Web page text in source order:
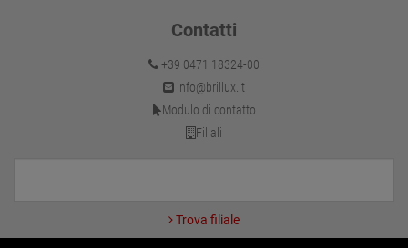
Contatti
+39 0471 18324-00
info@brillux.it
Modulo di contatto
Filiali
Trova filiale